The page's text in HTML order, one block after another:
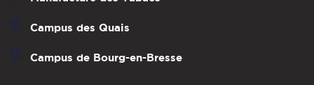
Campus des Quais
Campus de Bourg-en-Bresse